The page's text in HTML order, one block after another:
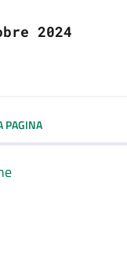
2024
PAGINA